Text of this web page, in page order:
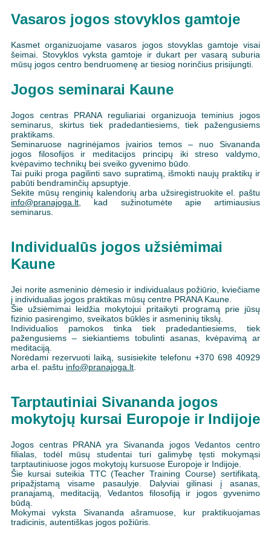
Vasaros jogos stovyklos gamtoje
Kasmet organizuojame vasaros jogos stovyklas gamtoje visai
šeimai. Stovyklos vyksta gamtoje ir dukart per vasarą suburia
mūsų jogos centro bendruomenę ar tiesiog norinčius prisijungti.
Jogos seminarai Kaune
Jogos centras PRANA reguliariai organizuoja teminius jogos
seminarus, skirtus tiek pradedantiesiems, tiek pažengusiems
praktikams.
Seminaruose nagrinėjamos įvairios temos – nuo Sivananda
jogos filosofijos ir meditacijos principų iki streso valdymo,
kvėpavimo technikų bei sveiko gyvenimo būdo.
Tai puiki proga pagilinti savo supratimą, išmokti naujų praktikų ir
pabūti bendraminčių apsuptyje.
Sekite mūsų renginių kalendorių arba užsiregistruokite el. paštu
info@pranajoga.lt, kad sužinotumėte apie artimiausius
seminarus.
Individualūs jogos užsiėmimai
Kaune
Jei norite asmeninio dėmesio ir individualaus požiūrio, kviečiame
į individualias jogos praktikas mūsų centre PRANA Kaune.
Šie užsiėmimai leidžia mokytojui pritaikyti programą prie jūsų
fizinio pasirengimo, sveikatos būklės ir asmeninių tikslų.
Individualios pamokos tinka tiek pradedantiesiems, tiek
pažengusiems – siekiantiems tobulinti asanas, kvėpavimą ar
meditaciją.
Norėdami rezervuoti laiką, susisiekite telefonu +370 698 40929
arba el. paštu info@pranajoga.lt.
Tarptautiniai Sivananda jogos
mokytojų kursai Europoje ir Indijoje
Jogos centras PRANA yra Sivananda jogos Vedantos centro
filialas, todėl mūsų studentai turi galimybę tęsti mokymąsi
tarptautiniuose jogos mokytojų kursuose Europoje ir Indijoje.
Šie kursai suteikia TTC (Teacher Training Course) sertifikatą,
pripažįstamą visame pasaulyje. Dalyviai gilinasi į asanas,
pranajamą, meditaciją, Vedantos filosofiją ir jogos gyvenimo
būdą.
Mokymai vyksta Sivananda ašramuose, kur praktikuojamas
tradicinis, autentiškas jogos požiūris.